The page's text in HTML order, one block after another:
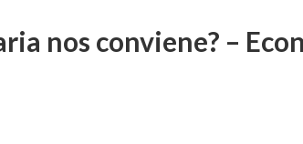
nos conviene? –